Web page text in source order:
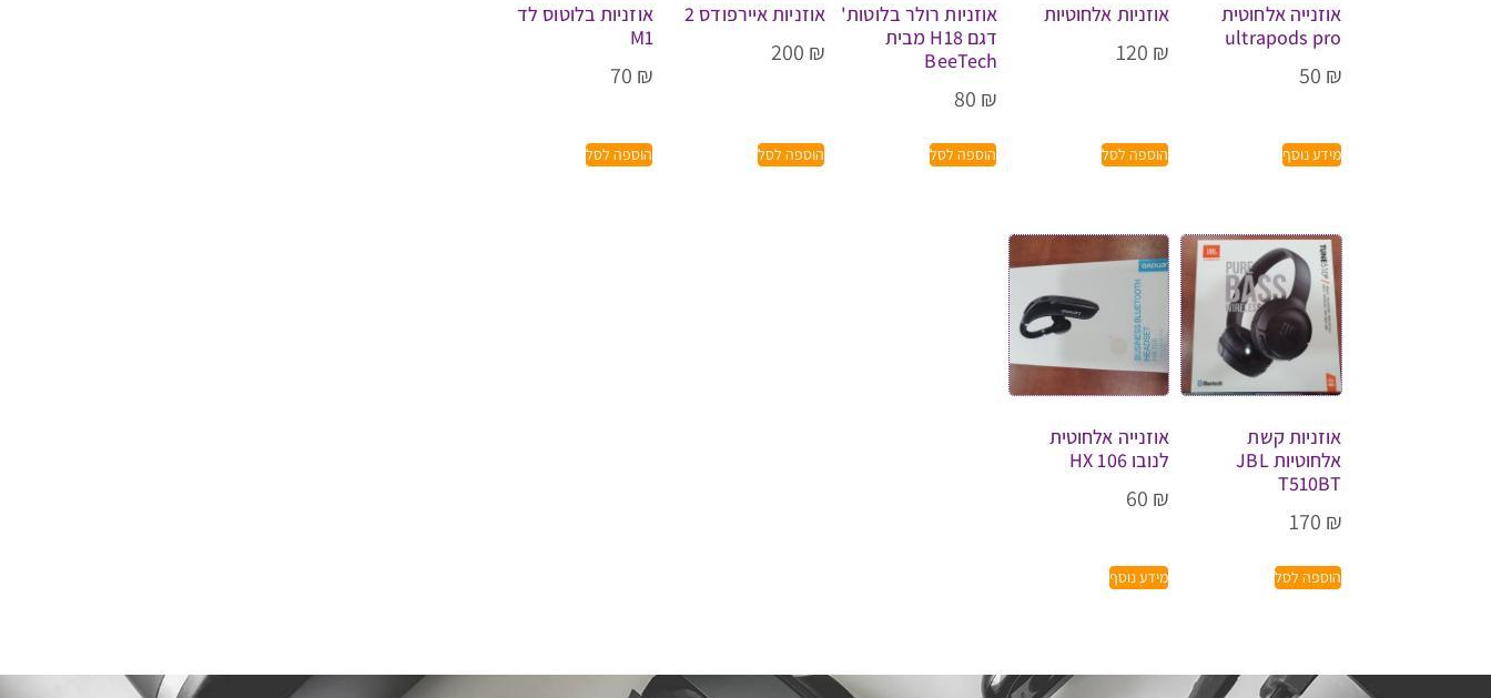
אוזנייה אלחוטית
ultrapods pro
50 ₪
מידע נוסף
אוזניות אלחוטיות
120 ₪
הוספה לסל
אוזניות רולר בלוטות'
דגם H18 מבית
BeeTech
80 ₪
הוספה לסל
אוזניות איירפודס 2
200 ₪
הוספה לסל
אוזניות בלוטוס לד
M1
70 ₪
הוספה לסל
אוזניות קשת
אלחוטיות JBL
T510BT
170 ₪
הוספה לסל
אוזנייה אלחוטית
לנובו HX 106
60 ₪
מידע נוסף